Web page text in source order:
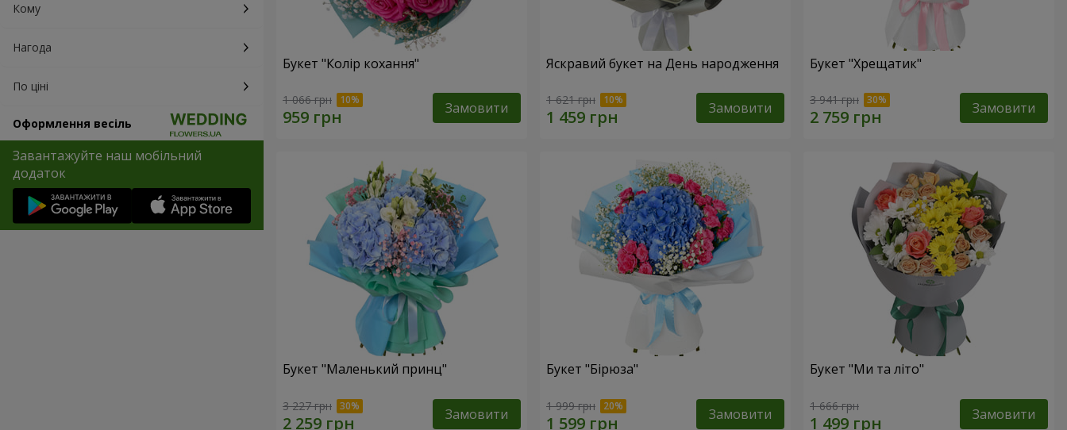
Кому
Нагода
По ціні
Оформлення весіль
Завантажуйте наш мобільний
додаток
Букет "Колір кохання"
1 066 грн Замовити
Яскравий букет на День народження
1 621 грн Замовити
Букет "Хрещатик"
3 941 грн Замовити
Букет "Маленький принц"
3 227 грн Замовити
Букет "Бірюза"
1 999 грн Замовити
Букет "Ми та літо"
1 666 грн Замовити